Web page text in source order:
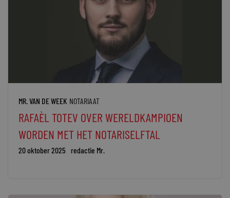
MR. VAN DE WEEK NOTARIAAT
RAFAÈL TOTEV OVER WERELDKAMPIOEN
WORDEN MET HET NOTARISELFTAL
20 oktober 2025 redactie Mr.